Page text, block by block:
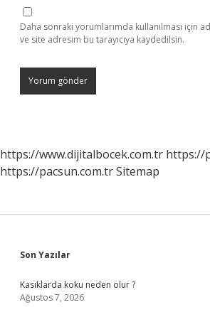
Daha sonraki yorumlarımda kullanılması için
ve site adresim bu tarayıcıya kaydedilsin.
https://www.dijitalbocek.com.tr https://
https://pacsun.com.trSitemap
Sidebar
Son Yazılar
Kasıklarda koku neden olur ?
Ağustos 7, 2026